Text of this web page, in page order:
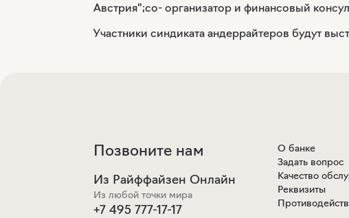
Австрия";со- организатор и финансовый
Участники синдиката андеррайтеров будут
Позвоните нам
Из Райффайзен Онлайн
Из любой точки мира
+7 495 777-17-17
О банке
Задать вопрос
Качество
Реквизиты